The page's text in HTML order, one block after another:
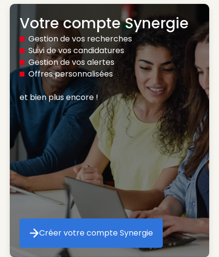
Votre compte Synergie
Gestion de vos recherches
Suivi de vos candidatures
Gestion de vos alertes
Offres personnalisées
et bien plus encore !
Créer votre compte Synergie
Créer votre compte Synergie